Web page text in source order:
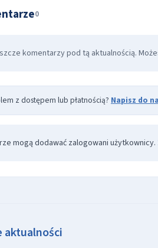
0
komentarzy pod tą aktualnością.
z dostępem lub płatnością? Napisz do
mogą dodawać zalogowani użytkownicy.
aktualności